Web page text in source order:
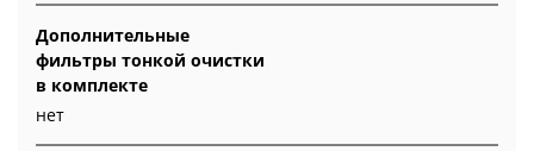
Дополнительные
фильтры тонкой очистки
в комплекте
нет